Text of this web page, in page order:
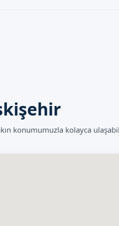
konumumuzla kolayca